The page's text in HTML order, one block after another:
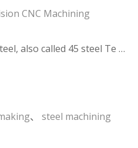
CNC Machining
also called 45 steel Te …
、 steel machining